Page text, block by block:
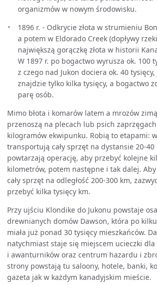
organizmów w nowym środowisku.
1896 r. - Odkrycie złota w strumieniu
a potem w Eldorado Creek (dopływy
największą gorączkę złota w historii
W 1897 r. po bogactwo wyrusza ok. 100
z czego nad Jukon dociera ok. 40
znajdzie tylko kilka tysięcy, a bogactwo
parę osób.
Mimo błota i komarów latem a mrozów
przenoszą na plecach lub psich
kilogramów ekwipunku. Robią to etapami:
transportują cały sprzęt na dystansie 20-40
powtarzają operację, aby przebyć kolejne
kilometrów, potem następne i tak dalej.
cały sprzęt na odległość 200-300 km,
przebyć kilka tysięcy km.
Przy ujściu Klondike do Jukonu powstaje
drewnianych domów Dawson, która po
miała już ponad 30 tysięcy mieszkańców.
natychmiast staje się miejscem ucieczki
i awanturników oraz centrum hazardu i
strony powstają tu saloony, hotele, banki,
gazeta jak w każdym kanadyjskim mieście.